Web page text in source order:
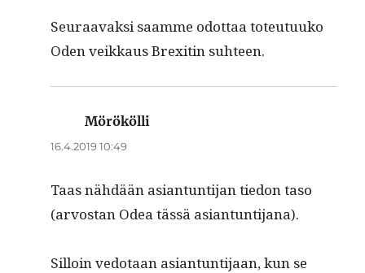
Seu­raavak­si saamme odot­taa toteu­tuuko
Oden veikkaus Brex­itin suhteen.
Mörökölli
16.4.2019 10:49
Taas nähdään asiantun­ti­jan tiedon taso
(arvostan Odea tässä asiantuntijana).
Sil­loin vedo­taan asiantun­ti­jaan, kun se